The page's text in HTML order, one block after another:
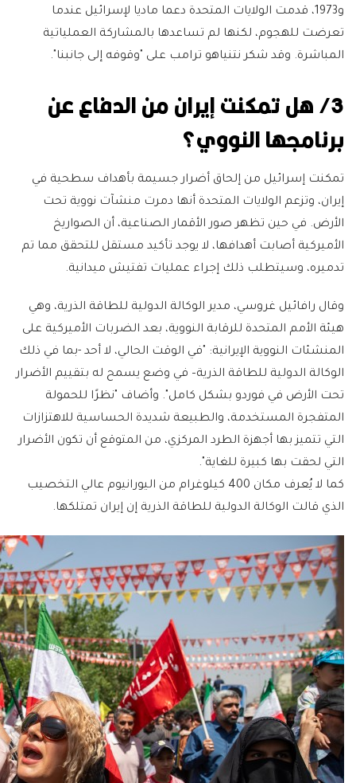
و1973، قدمت الولايات المتحدة دعما ماديا لإسرائيل عندما
تعرضت للهجوم، لكنها لم تساعدها بالمشاركة العملياتية
المباشرة. وقد شكر نتنياهو ترامب على "وقوفه إلى جانبنا".
3/ هل تمكنت إيران من الدفاع عن
برنامجها النووي؟
تمكنت إسرائيل من إلحاق أضرار جسيمة بأهداف سطحية في
إيران، وتزعم الولايات المتحدة أنها دمرت منشآت نووية تحت
الأرض. في حين تظهر صور الأقمار الصناعية، أن الصواريخ
الأميركية أصابت أهدافها، لا يوجد تأكيد مستقل للتحقق مما تم
تدميره، وسيتطلب ذلك إجراء عمليات تفتيش ميدانية.
وقال رافائيل غروسي، مدير الوكالة الدولية للطاقة الذرية، وهي
هيئة الأمم المتحدة للرقابة النووية، بعد الضربات الأميركية على
المنشئات النووية الإيرانية: "في الوقت الحالي، لا أحد -بما في ذلك
الوكالة الدولية للطاقة الذرية– في وضع يسمح له بتقييم الأضرار
تحت الأرض في فوردو بشكل كامل". وأضاف "نظرًا للحمولة
المتفجرة المستخدمة، والطبيعة شديدة الحساسية للاهتزازات
التي تتميز بها أجهزة الطرد المركزي، من المتوقع أن تكون الأضرار
التي لحقت بها كبيرة للغاية".
كما لا يُعرف مكان 400 كيلوغرام من اليورانيوم عالي التخصيب
الذي قالت الوكالة الدولية للطاقة الذرية إن إيران تمتلكها.